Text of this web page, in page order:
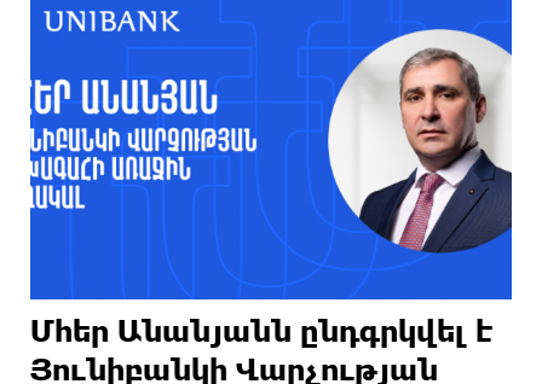
Մհեր Անանյանն ընդգրկվել է
Յունիբանկի Վարչության